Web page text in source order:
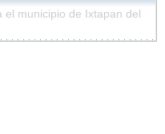
municipio de Ixtapan del